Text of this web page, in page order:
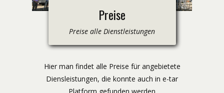
Preise
Preise alle Dienstleistungen
​Hier man findet alle Preise für angebietete
Diensleistungen, die konnte auch in e-tar